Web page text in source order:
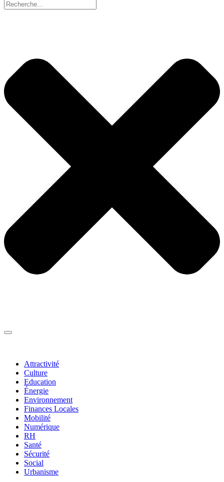
Attractivité
Culture
Education
Énergie
Environnement
Finances Locales
Mobilité
Numérique
RH
Santé
Sécurité
Social
Urbanisme